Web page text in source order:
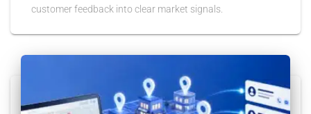
customer feedback into clear market signals.